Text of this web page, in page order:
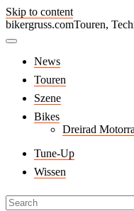
Skip to content
bikergruss.comTouren,
News
Touren
Szene
Bikes
Dreirad
Tune-Up
Wissen